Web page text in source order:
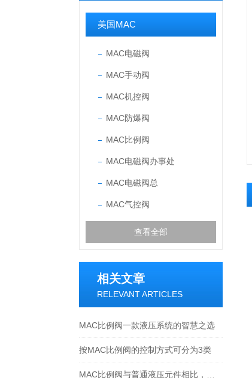
美国MAC
MAC电磁阀
MAC手动阀
MAC机控阀
MAC防爆阀
MAC比例阀
MAC电磁阀办事处
MAC电磁阀总
MAC气控阀
查看全部
相关文章
RELEVANT ARTICLES
MAC比例阀一款液压系统的智慧之选
按MAC比例阀的控制方式可分为3类